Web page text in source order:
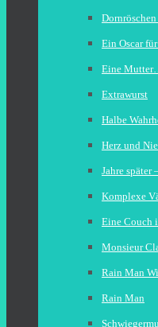
Ein Oscar
Eine
Extrawurst
Halbe
Herz und
Jahre später
Komplexe
Eine Couch
Monsieur
Rain Man
Rain Man